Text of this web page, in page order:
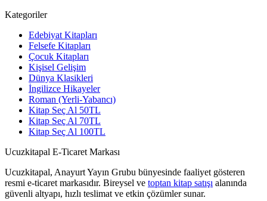
Kategoriler
Edebiyat Kitapları
Felsefe Kitapları
Çocuk Kitapları
Kişisel Gelişim
Dünya Klasikleri
İngilizce Hikayeler
Roman (Yerli-Yabancı)
Kitap Seç Al 50TL
Kitap Seç Al 70TL
Kitap Seç Al 100TL
Ucuzkitapal E-Ticaret Markası
Ucuzkitapal, Anayurt Yayın Grubu bünyesinde faaliyet gösteren
resmi e-ticaret markasıdır. Bireysel ve toptan kitap satışı alanında
güvenli altyapı, hızlı teslimat ve etkin çözümler sunar.